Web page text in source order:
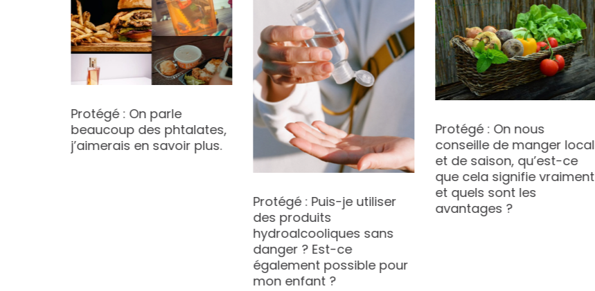
Protégé : On parle
beaucoup des phtalates,
j’aimerais en savoir plus.
Protégé : Puis-je utiliser
des produits
hydroalcooliques sans
danger ? Est-ce
également possible pour
mon enfant ?
Protégé : On nous
conseille de manger local
et de saison, qu’est-ce
que cela signifie vraiment
et quels sont les
avantages ?